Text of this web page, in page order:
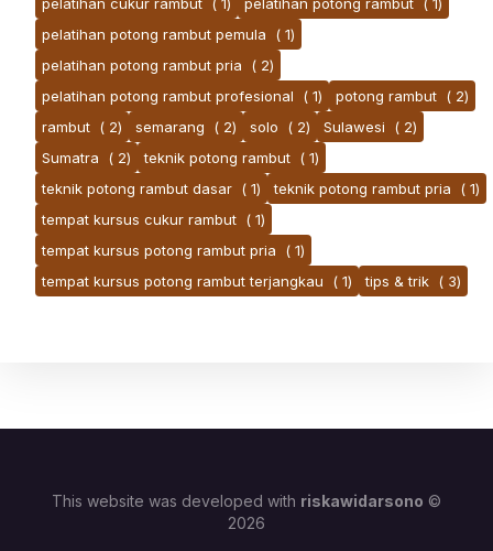
pelatihan potong rambut pemula
( 1)
pelatihan potong rambut pria
( 2)
pelatihan potong rambut profesional
( 1) potong rambut ( 2)
rambut ( 2) semarang ( 2) solo ( 2) Sulawesi
( 2)
Sumatra
( 2) teknik potong rambut ( 1)
teknik potong rambut dasar ( 1) teknik potong rambut pria
( 1)
tempat kursus cukur rambut ( 1)
tempat kursus potong rambut pria
( 1)
tempat kursus potong rambut terjangkau
( 1) tips & trik ( 3)
This website was developed with riskawidarsono ©
2026